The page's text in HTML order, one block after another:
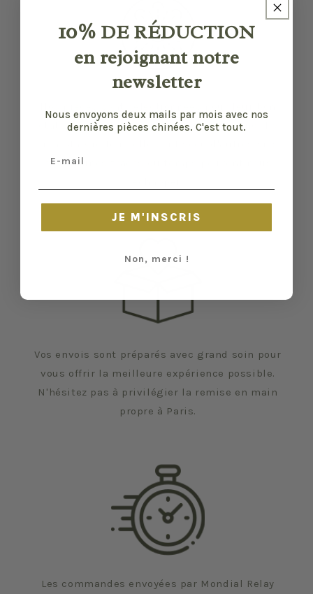
état et leurs défauts sont précisés quand il y
et certaines traces du temps peuvent nous
Vos envois sont préparés avec grand soin pour
vous offrir la meilleure expérience possible.
N'hésitez pas à privilégier la remise en main
propre à Paris.
Les commandes envoyées par Mondial Relay
10% DE RÉDUCTION
en rejoignant notre
newsletter
Nous envoyons deux mails par mois avec nos
dernières pièces chinées. C'est tout.
JE M'INSCRIS
Non, merci !